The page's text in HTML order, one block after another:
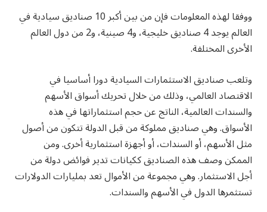
ووفقا لهذه المعلومات فإن من بين أكبر 10 صناديق سيادية في
العالم يوجد 4 صناديق خليجية، و4 صينية، و2 من دول العالم
الأخرى المختلفة.
وتلعب صناديق الاستثمارات السيادية دورا أساسيا في
الاقتصاد العالمي، وذلك من خلال تحريك أسواق الأسهم
والسندات العالمية، الناتج عن حجم استثماراتها في هذه
الأسواق. وهي صناديق مملوكة من قبل الدولة تتكون من أصول
مثل الأسهم، أو السندات، أو أجهزة استثمارية أخرى. ومن
الممكن وصف هذه الصناديق ككيانات تدير فوائض دولة من
أجل الاستثمار. وهي مجموعة من الأموال تعد بمليارات الدولارات
تستثمرها الدول في الأسهم والسندات.